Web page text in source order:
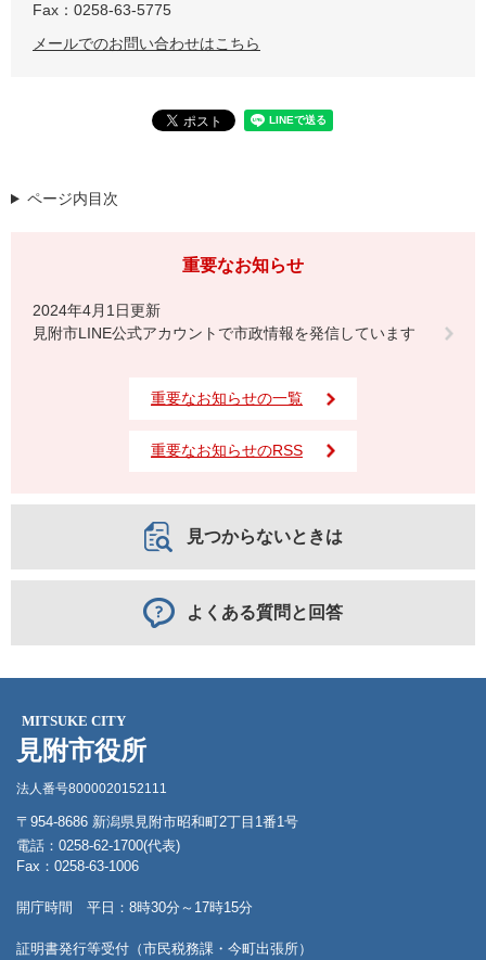
Fax：0258-63-5775
メールでのお問い合わせはこちら
ページ内目次
重要なお知らせ
2024年4月1日更新
見附市LINE公式アカウントで市政情報を発信しています
重要なお知らせの一覧
重要なお知らせのRSS
見つからないときは
よくある質問と回答
MITSUKE CITY
見附市役所
法人番号8000020152111
〒954-8686 新潟県見附市昭和町2丁目1番1号
電話：0258-62-1700(代表)
Fax：0258-63-1006
開庁時間 平日：8時30分～17時15分
証明書発行等受付（市民税務課・今町出張所）